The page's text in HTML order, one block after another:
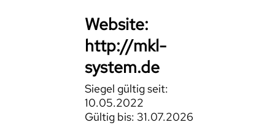
Website:
http://mkl-
system.de
Siegel gültig seit:
10.05.2022
Gültig bis: 31.07.2026